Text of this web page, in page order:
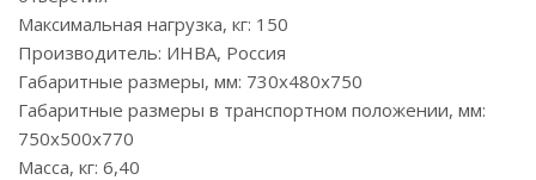
Максимальная нагрузка, кг: 150
Производитель: ИНВА, Россия
Габаритные размеры, мм: 730х480х750
Габаритные размеры в транспортном положении, мм:
750х500х770
Масса, кг: 6,40